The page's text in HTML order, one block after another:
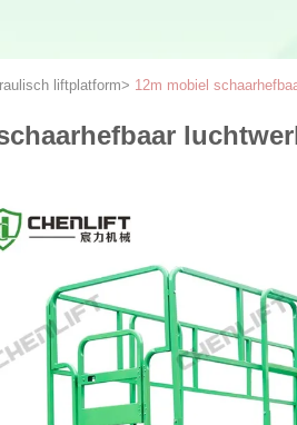
liftplatform> 12m mobiel